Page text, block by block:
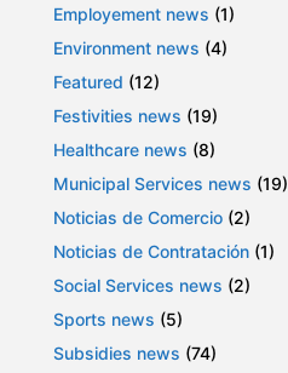
Employement news (1)
Environment news (4)
Featured (12)
Festivities news (19)
Healthcare news (8)
Municipal Services news (19)
Noticias de Comercio (2)
Noticias de Contratación (1)
Social Services news (2)
Sports news (5)
Subsidies news (74)